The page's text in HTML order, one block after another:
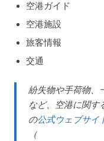
空港ガイド
空港施設
旅客情報
交通
紛失物や手荷物、
など、空港に関す
の公式ウェブサイ
（